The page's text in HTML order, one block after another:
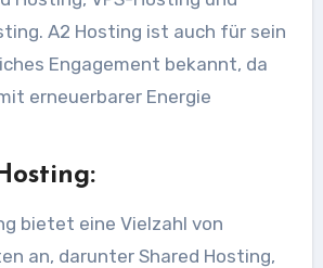
A2 Hosting ist auch für sein
Engagement bekannt, da
erneuerbarer Energie
bietet eine Vielzahl von
an, darunter Shared Hosting,